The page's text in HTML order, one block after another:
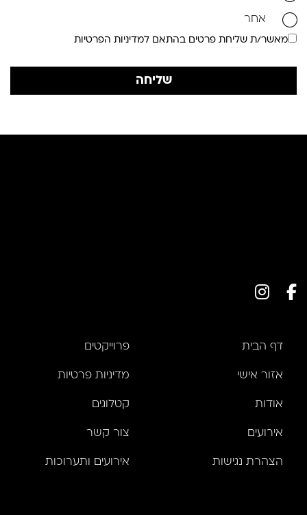
אחר
מאשר/ת שליחת פרטים בהתאם למדיניות הפרטיות
שליחה
דף הבית פרוייקטים
אזור אישי מדיניות פרטיות
אודות קטלוגים
אירועים צור קשר
הצהרת נגישות אירועים ותערוכות